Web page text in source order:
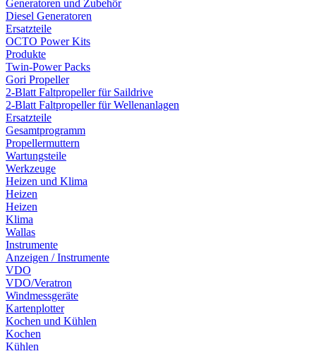
Generatoren und Zubehör
Diesel Generatoren
Ersatzteile
OCTO Power Kits
Produkte
Twin-Power Packs
Gori Propeller
2-Blatt Faltpropeller für Saildrive
2-Blatt Faltpropeller für Wellenanlagen
Ersatzteile
Gesamtprogramm
Propellermuttern
Wartungsteile
Werkzeuge
Heizen und Klima
Heizen
Heizen
Klima
Wallas
Instrumente
Anzeigen / Instrumente
VDO
VDO/Veratron
Windmessgeräte
Kartenplotter
Kochen und Kühlen
Kochen
Kühlen